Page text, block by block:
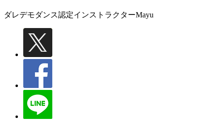
ダレデモダンス認定インストラクターMayu